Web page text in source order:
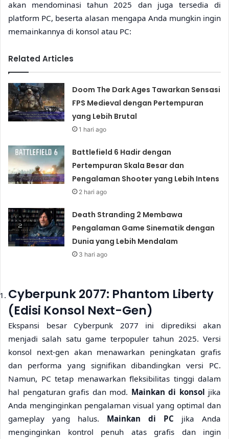
akan mendominasi tahun 2025 dan juga tersedia di
platform PC, beserta alasan mengapa Anda mungkin ingin
memainkannya di konsol atau PC:
Related Articles
Doom The Dark Ages Tawarkan Sensasi
FPS Medieval dengan Pertempuran
yang Lebih Brutal
1 hari ago
Battlefield 6 Hadir dengan
Pertempuran Skala Besar dan
Pengalaman Shooter yang Lebih Intens
2 hari ago
Death Stranding 2 Membawa
Pengalaman Game Sinematik dengan
Dunia yang Lebih Mendalam
3 hari ago
Cyberpunk 2077: Phantom Liberty
(Edisi Konsol Next-Gen)
Ekspansi besar Cyberpunk 2077 ini diprediksi akan
menjadi salah satu game terpopuler tahun 2025. Versi
konsol next-gen akan menawarkan peningkatan grafis
dan performa yang signifikan dibandingkan versi PC.
Namun, PC tetap menawarkan fleksibilitas tinggi dalam
hal pengaturan grafis dan mod. Mainkan di konsol jika
Anda menginginkan pengalaman visual yang optimal dan
gameplay yang halus. Mainkan di PC jika Anda
menginginkan kontrol penuh atas grafis dan ingin